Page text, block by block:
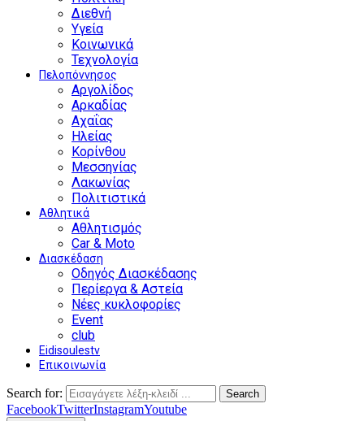
Διεθνή
Υγεία
Κοινωνικά
Τεχνολογία
Πελοπόννησος
Αργολίδος
Αρκαδίας
Αχαΐας
Ηλείας
Κορίνθου
Μεσσηνίας
Λακωνίας
Πολιτιστικά
Αθλητικά
Αθλητισμός
Car & Moto
Διασκέδαση
Οδηγός Διασκέδασης
Περίεργα & Αστεία
Νέες κυκλοφορίες
Event
club
Eidisoulestv
Επικοινωνία
Search for: Search
FacebookTwitterInstagramYoutube